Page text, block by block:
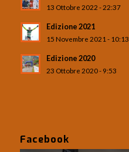
13 Ottobre 2022 - 22:37
Edizione 2021
15 Novembre 2021 - 10:13
Edizione 2020
23 Ottobre 2020 - 9:53
Facebook